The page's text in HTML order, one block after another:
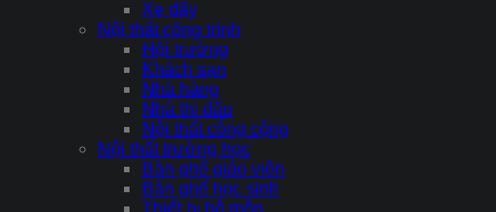
Xe đẩy
Nội thất công trình
Hội trường
Khách sạn
Nhà hàng
Nhà thi đấu
Nội thất công cộng
Nội thất trường học
Bàn ghế giáo viên
Bàn ghế học sinh
Thiết bị bộ môn